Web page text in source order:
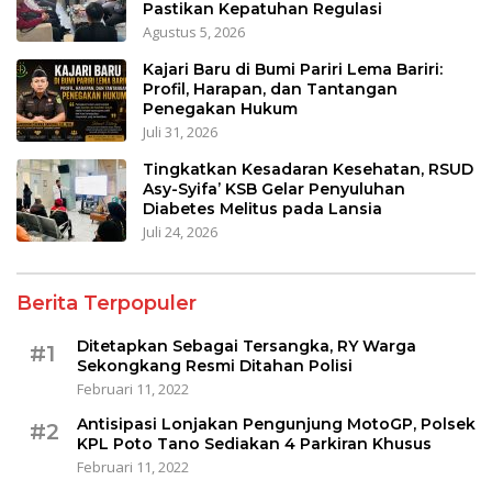
Pastikan Kepatuhan Regulasi
Agustus 5, 2026
Kajari Baru di Bumi Pariri Lema Bariri:
Profil, Harapan, dan Tantangan
Penegakan Hukum
Juli 31, 2026
Tingkatkan Kesadaran Kesehatan, RSUD
Asy-Syifa’ KSB Gelar Penyuluhan
Diabetes Melitus pada Lansia
Juli 24, 2026
Berita Terpopuler
#1
Ditetapkan Sebagai Tersangka, RY Warga
Sekongkang Resmi Ditahan Polisi
Februari 11, 2022
#2
Antisipasi Lonjakan Pengunjung MotoGP, Polsek
KPL Poto Tano Sediakan 4 Parkiran Khusus
Februari 11, 2022